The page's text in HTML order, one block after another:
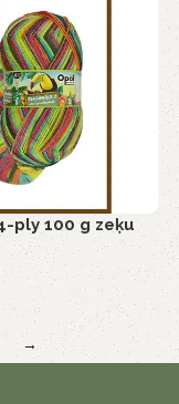
ply 100 g zeķu
→